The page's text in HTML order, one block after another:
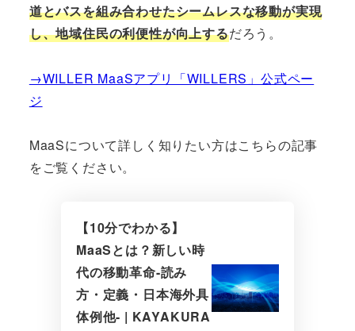
道とバスを組み合わせたシームレスな移動が実現
し、地域住民の利便性が向上するだろう。
→WILLER MaaSアプリ「WILLERS」公式ペー
ジ
MaaSについて詳しく知りたい方はこちらの記事
をご覧ください。
【10分でわかる】
MaaSとは？新しい時
代の移動革命-読み
方・定義・日本海外具
体例他- | KAYAKURA